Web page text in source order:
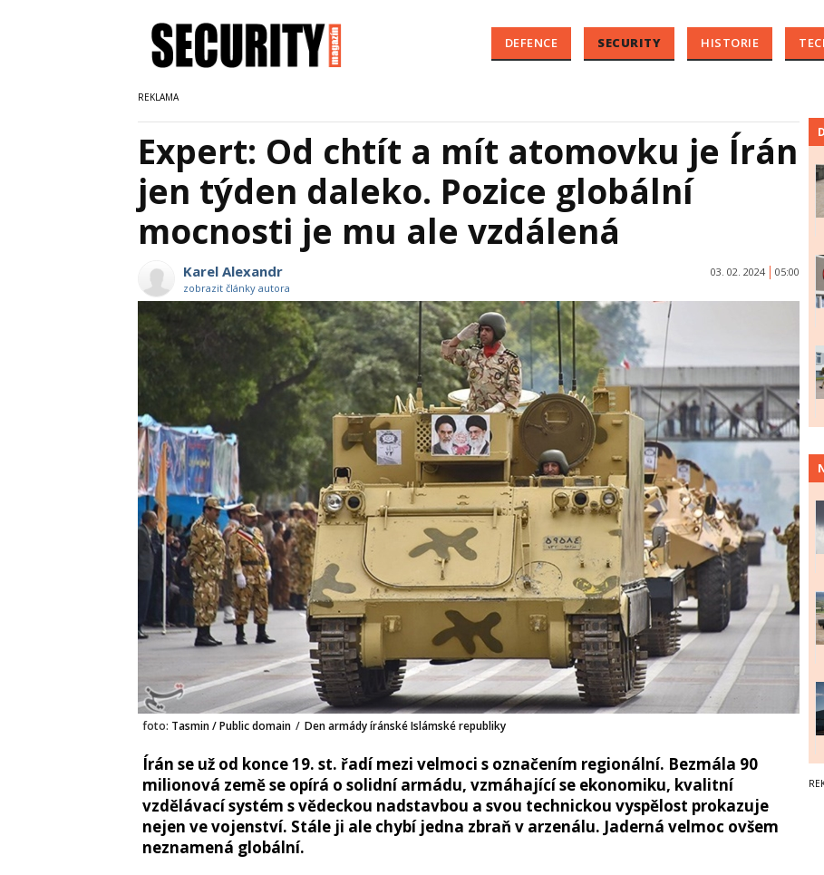
DEFENCE SECURITY HISTORIE
Expert: Od chtít a mít atomovku je Írán
jen týden daleko. Pozice globální
mocnosti je mu ale vzdálená
Karel Alexandr
zobrazit články autora
03. 02. 2024 05:00
foto: Tasmin / Public domain / Den armády íránské Islámské republiky
Írán se už od konce 19. st. řadí mezi velmoci s označením regionální. Bezmála 90
milionová země se opírá o solidní armádu, vzmáhající se ekonomiku, kvalitní
vzdělávací systém s vědeckou nadstavbou a svou technickou vyspělost prokazuje
nejen ve vojenství. Stále ji ale chybí jedna zbraň v arzenálu. Jaderná velmoc ovšem
neznamená globální.